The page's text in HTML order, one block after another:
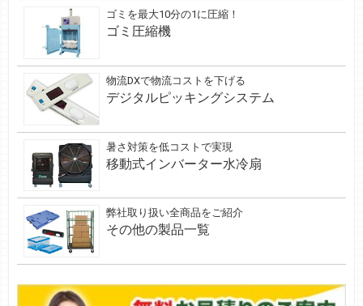
ゴミを最大10分の1に圧縮！
ゴミ圧縮機
物流DXで物流コストを下げる
デジタルピッキングシステム
暑さ対策を低コストで実現
移動式インバーター水冷扇
弊社取り扱い全商品をご紹介
その他の製品一覧